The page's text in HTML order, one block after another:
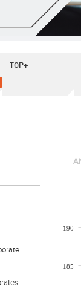
TOP+
185
190